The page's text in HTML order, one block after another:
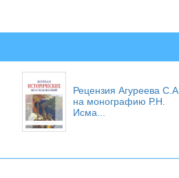
Рецензия Агуреева С.А.
на монографию Р.Н.
Исма...